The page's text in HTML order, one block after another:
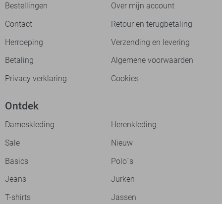
Bestellingen
Over mijn account
Contact
Retour en terugbetaling
Herroeping
Verzending en levering
Betaling
Algemene voorwaarden
Privacy verklaring
Cookies
Ontdek
Dameskleding
Herenkleding
Sale
Nieuw
Basics
Polo`s
Jeans
Jurken
T-shirts
Jassen